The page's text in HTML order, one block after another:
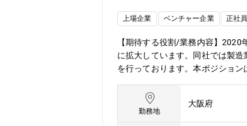
上場企業 ベンチャー企業 正社員
【期待する役割/業務内容】
に拡大しています。同社では製
を行っております。本ポジショ
どをPLCで制御し、正しく良品
がら、電気・制御系統の構想、
■最先端の「AI×ものづくり」に
勤務地
大阪府